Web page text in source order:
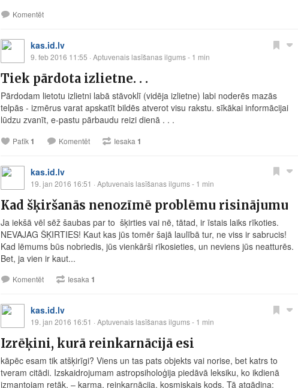
Komentēt
kas.id.lv
9. feb 2016 11:55 · Aptuvenais lasīšanas ilgums - 1 min
Tiek pārdota izlietne. . .
Pārdodam lietotu izlietni labā stāvoklī (vidēja izlietne) labi noderēs mazās
telpās - izmērus varat apskatīt bildēs atverot visu rakstu. sīkākai informācijai
lūdzu zvanīt, e-pastu pārbaudu reizi dienā . . .
Patīk1 Komentēt Iesaka 1
kas.id.lv
19. jan 2016 16:51 · Aptuvenais lasīšanas ilgums - 1 min
Kad šķiršanās nenozīmē problēmu risinājumu
Ja iekšā vēl sēž šaubas par to ­ šķirties vai nē, tātad, ir īstais laiks rīkoties.
NEVAJAG ŠĶIRTIES! Kaut kas jūs tomēr šajā laulībā tur, ne viss ir sabrucis!
Kad lēmums būs nobriedis, jūs vienkārši rīkosieties, un neviens jūs neatturēs.
Bet, ja vien ir kaut...
Komentēt Iesaka1
kas.id.lv
19. jan 2016 16:51 · Aptuvenais lasīšanas ilgums - 1 min
Izrēķini, kurā reinkarnācijā esi
kāpēc esam tik atšķirīgi? Viens un tas pats objekts vai norise, bet katrs to
tveram citādi. Izskaidrojumam astropsiholoģija piedāvā leksiku, ko ikdienā
izmantojam retāk, – karma, reinkarnācija, kosmiskais kods. Tā atgādina: